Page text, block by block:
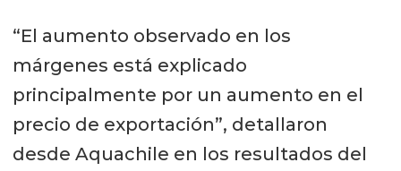
“El aumento observado en los
márgenes está explicado
principalmente por un aumento en el
precio de exportación”, detallaron
desde Aquachile en los resultados del